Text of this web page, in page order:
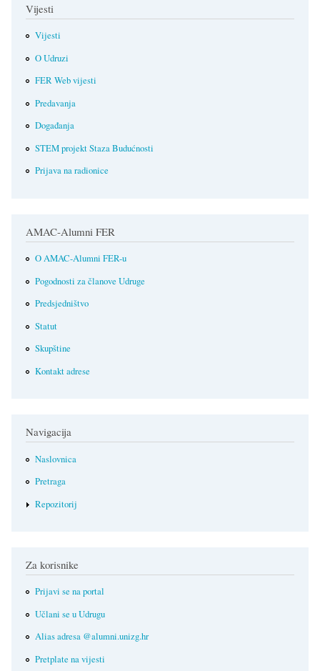
Vijesti
Vijesti
O Udruzi
FER Web vijesti
Predavanja
Događanja
STEM projekt Staza Budućnosti
Prijava na radionice
AMAC-Alumni FER
O AMAC-Alumni FER-u
Pogodnosti za članove Udruge
Predsjedništvo
Statut
Skupštine
Kontakt adrese
Navigacija
Naslovnica
Pretraga
Repozitorij
Za korisnike
Prijavi se na portal
Učlani se u Udrugu
Alias adresa @alumni.unizg.hr
Pretplate na vijesti